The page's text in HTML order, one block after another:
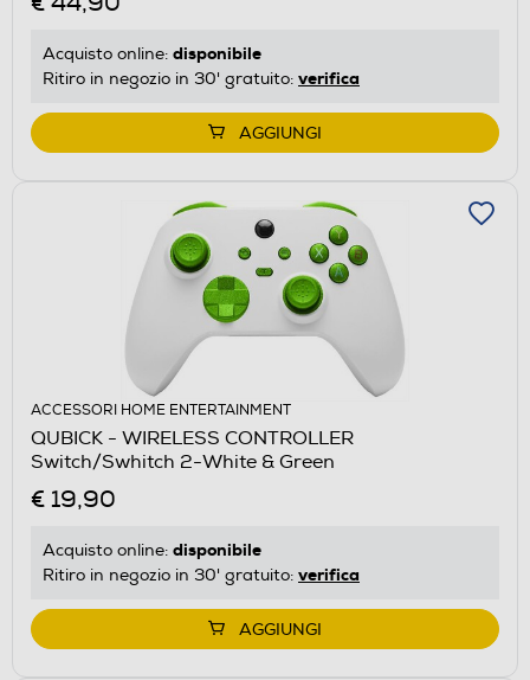
Acquisto online: disponibile
Ritiro in negozio in 30' gratuito: verifica
AGGIUNGI
ACCESSORI HOME ENTERTAINMENT
QUBICK - WIRELESS CONTROLLER
Switch/Swhitch 2-White & Green
€ 19,90
Acquisto online: disponibile
Ritiro in negozio in 30' gratuito: verifica
AGGIUNGI